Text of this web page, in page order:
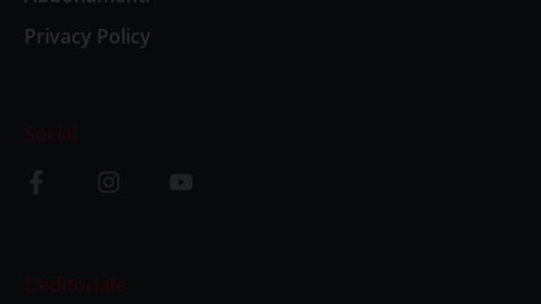
Privacy Policy
Social
L’editoriale